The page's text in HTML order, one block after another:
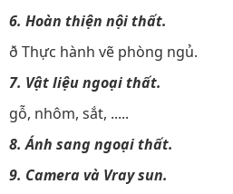
6. Hoàn thiện nội thất.
ð Thực hành vẽ phòng ngủ.
7. Vật liệu ngoại thất.
gỗ, nhôm, sắt, .....
8. Ánh sang ngoại thất.
9. Camera và Vray sun.